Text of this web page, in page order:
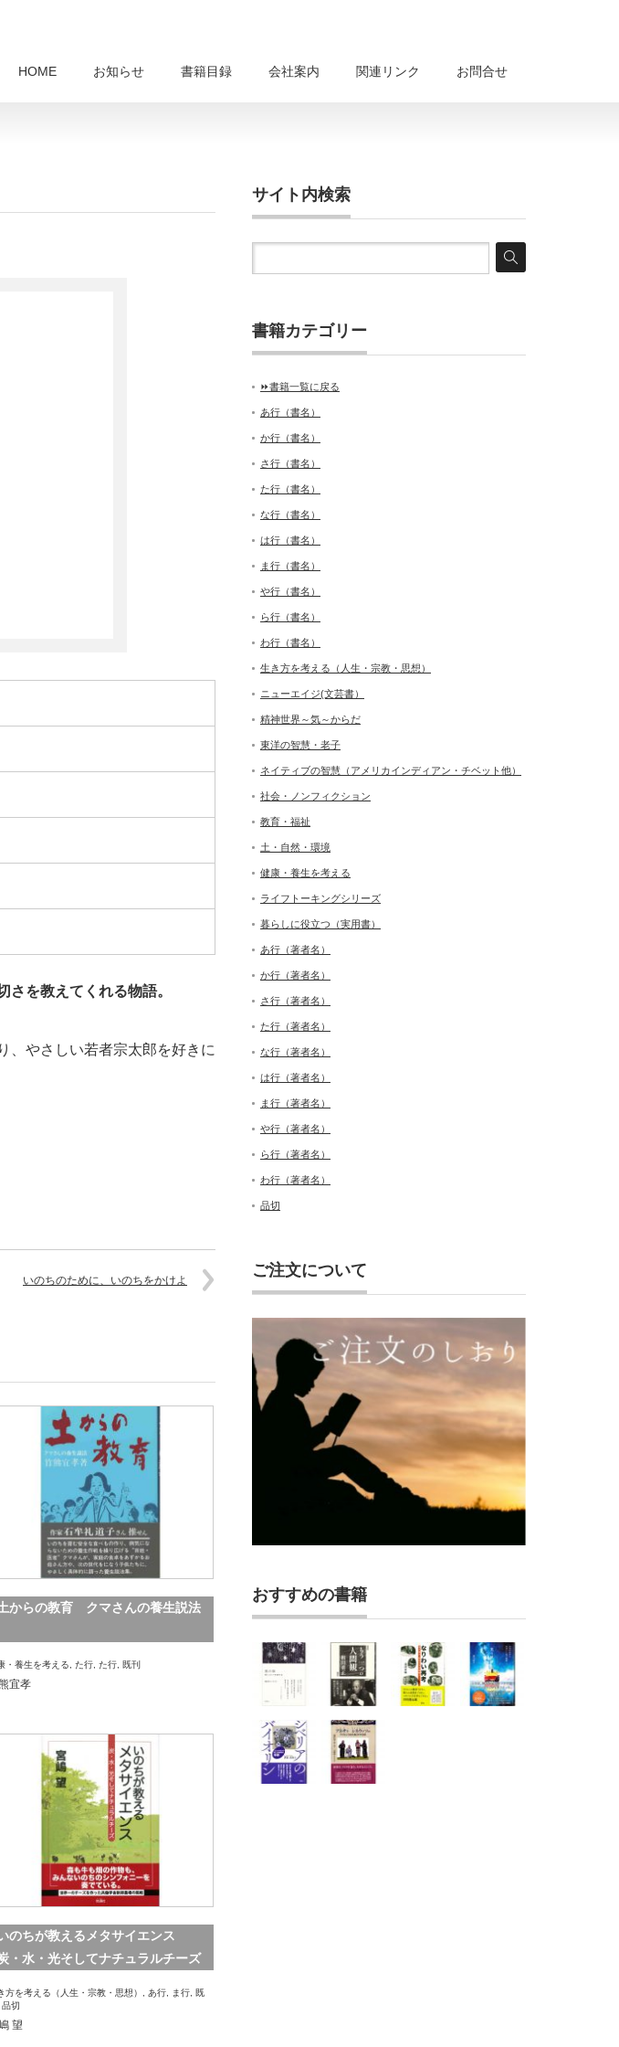
HOME お知らせ 書籍目録 会社案内 関連リンク お問合せ
を教えてくれる物語。
、やさしい若者宗太郎を好きに
いのちのために、いのちをかけよ
からの教育 クマさんの養生説法
・養生を考える, た行, た行, 既刊
宜孝
のちが教えるメタサイエンス
・水・光そしてナチュラルチーズ
方を考える（人生・宗教・思想） , あ行, ま行, 既
品切
望
サイト内検索
書籍カテゴリー
⏩書籍一覧に戻る
あ行（書名）
か行（書名）
さ行（書名）
た行（書名）
な行（書名）
は行（書名）
ま行（書名）
や行（書名）
ら行（書名）
わ行（書名）
生き方を考える（人生・宗教・思想）
ニューエイジ(文芸書）
精神世界～気～からだ
東洋の智慧・老子
ネイティブの智慧（アメリカインディアン・チベット他）
社会・ノンフィクション
教育・福祉
土・自然・環境
健康・養生を考える
ライフトーキングシリーズ
暮らしに役立つ（実用書）
あ行（著者名）
か行（著者名）
さ行（著者名）
た行（著者名）
な行（著者名）
は行（著者名）
ま行（著者名）
や行（著者名）
ら行（著者名）
わ行（著者名）
品切
ご注文について
おすすめの書籍